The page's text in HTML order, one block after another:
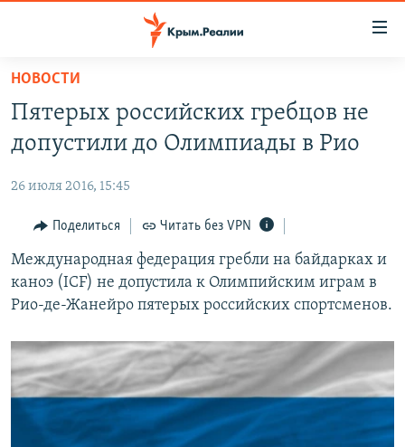
Вернуться
основному
содержанию
Вернутся
навигации
Вернутся
поиску
СПЕЦПРОЕКТЫ
КАРТА ВОЕННЫХ ОБЪЕКТОВ КРЫМА
11 ЛЕТ ОККУПАЦИИ КРЫМА. 11 ИСТОРИЙ СОПРОТИВЛЕНИЯ
ВОДА
ИСТОРИЯ
ЕЩЕ
ИНТЕРАКТИВ
ИНФОГРАФИКА
СОВЕТЫ ПРАВОЗАЩИТНИКОВ
ПРОПАВШИЕ БЕЗ ВЕСТИ
ПОБЕДИТЕЛЕЙ НЕ СУДЯТ?
РАДІО СВОБОДА
КАК ОБОЙТИ БЛОКИРОВКУ
Українською
Qırımtatar
ПРИСОЕДИНЯЙТЕСЬ!
НОВОСТИ
Пятерых российских гребцов не
допустили до Олимпиады в Рио
26 июля 2016, 15:45
Поделиться Читать без VPN
Международная федерация гребли на байдарках и
каноэ (ICF) не допустила к Олимпийским играм в
Рио-де-Жанейро пятерых российских спортсменов.